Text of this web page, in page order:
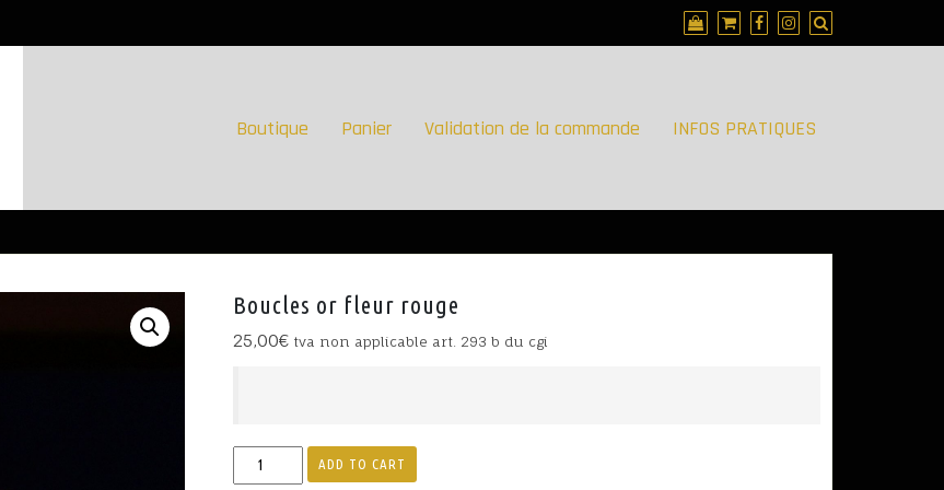
Boutique Panier Validation de la commande INFOS PRATIQUES
Boucles or fleur rouge
25,00€ tva non applicable art. 293 b du cgi
Boucles
ADD TO CART